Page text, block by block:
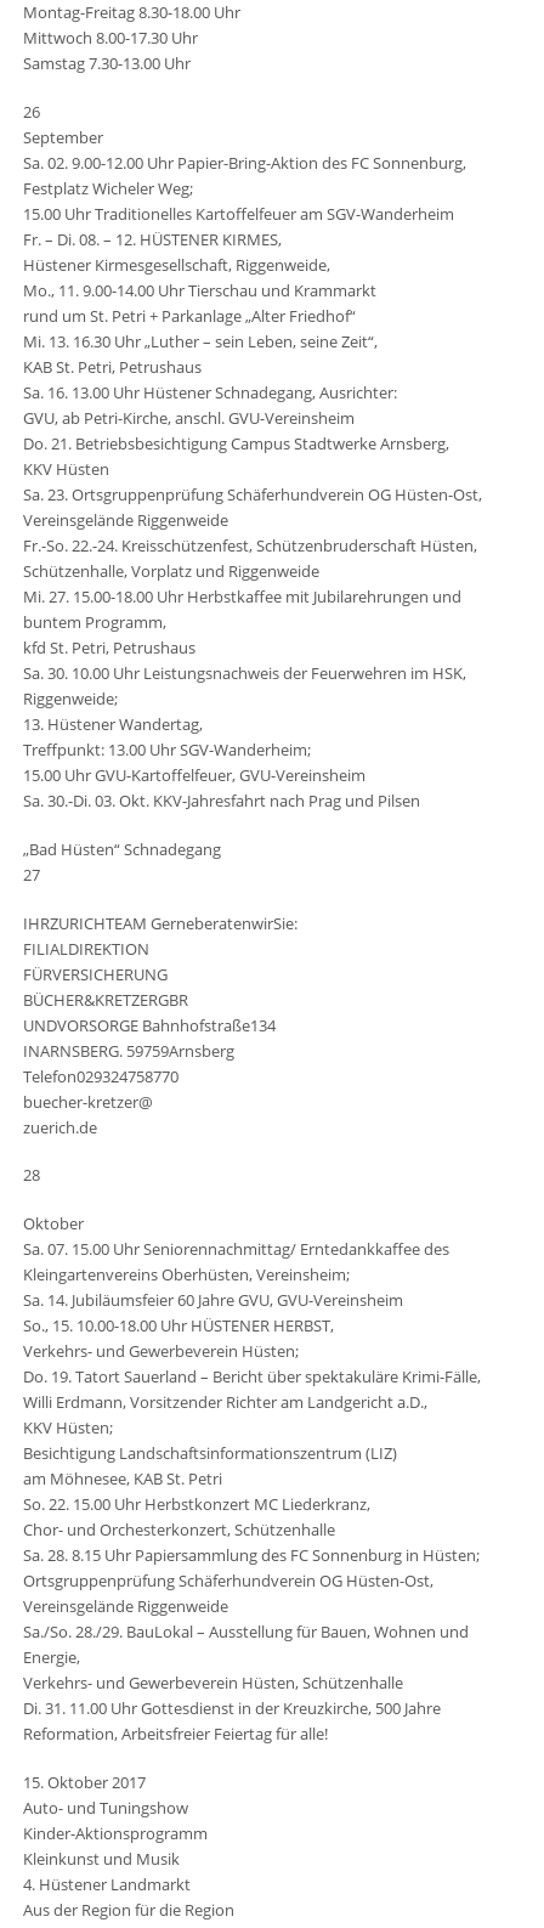
Montag-Freitag 8.30-18.00 Uhr
Mittwoch 8.00-17.30 Uhr
Samstag 7.30-13.00 Uhr
26
September
Sa. 02. 9.00-12.00 Uhr Papier-Bring-Aktion des FC Sonnenburg,
Festplatz Wicheler Weg;
15.00 Uhr Traditionelles Kartoffelfeuer am SGV-Wanderheim
Fr. – Di. 08. – 12. HÜSTENER KIRMES,
Hüstener Kirmesgesellschaft, Riggenweide,
Mo., 11. 9.00-14.00 Uhr Tierschau und Krammarkt
rund um St. Petri + Parkanlage „Alter Friedhof“
Mi. 13. 16.30 Uhr „Luther – sein Leben, seine Zeit“,
KAB St. Petri, Petrushaus
Sa. 16. 13.00 Uhr Hüstener Schnadegang, Ausrichter:
GVU, ab Petri-Kirche, anschl. GVU-Vereinsheim
Do. 21. Betriebsbesichtigung Campus Stadtwerke Arnsberg,
KKV Hüsten
Sa. 23. Ortsgruppenprüfung Schäferhundverein OG Hüsten-Ost,
Vereinsgelände Riggenweide
Fr.-So. 22.-24. Kreisschützenfest, Schützenbruderschaft Hüsten,
Schützenhalle, Vorplatz und Riggenweide
Mi. 27. 15.00-18.00 Uhr Herbstkaffee mit Jubilarehrungen und
buntem Programm,
kfd St. Petri, Petrushaus
Sa. 30. 10.00 Uhr Leistungsnachweis der Feuerwehren im HSK,
Riggenweide;
13. Hüstener Wandertag,
Treffpunkt: 13.00 Uhr SGV-Wanderheim;
15.00 Uhr GVU-Kartoffelfeuer, GVU-Vereinsheim
Sa. 30.-Di. 03. Okt. KKV-Jahresfahrt nach Prag und Pilsen
„Bad Hüsten“ Schnadegang
27
IHRZURICHTEAM GerneberatenwirSie:
FILIALDIREKTION
FÜRVERSICHERUNG
BÜCHER&KRETZERGBR
UNDVORSORGE Bahnhofstraße134
INARNSBERG. 59759Arnsberg
Telefon029324758770
buecher-kretzer@
zuerich.de
28
Oktober
Sa. 07. 15.00 Uhr Seniorennachmittag/ Erntedankkaffee des
Kleingartenvereins Oberhüsten, Vereinsheim;
Sa. 14. Jubiläumsfeier 60 Jahre GVU, GVU-Vereinsheim
So., 15. 10.00-18.00 Uhr HÜSTENER HERBST,
Verkehrs- und Gewerbeverein Hüsten;
Do. 19. Tatort Sauerland – Bericht über spektakuläre Krimi-Fälle,
Willi Erdmann, Vorsitzender Richter am Landgericht a.D.,
KKV Hüsten;
Besichtigung Landschaftsinformationszentrum (LIZ)
am Möhnesee, KAB St. Petri
So. 22. 15.00 Uhr Herbstkonzert MC Liederkranz,
Chor- und Orchesterkonzert, Schützenhalle
Sa. 28. 8.15 Uhr Papiersammlung des FC Sonnenburg in Hüsten;
Ortsgruppenprüfung Schäferhundverein OG Hüsten-Ost,
Vereinsgelände Riggenweide
Sa./So. 28./29. BauLokal – Ausstellung für Bauen, Wohnen und
Energie,
Verkehrs- und Gewerbeverein Hüsten, Schützenhalle
Di. 31. 11.00 Uhr Gottesdienst in der Kreuzkirche, 500 Jahre
Reformation, Arbeitsfreier Feiertag für alle!
15. Oktober 2017
Auto- und Tuningshow
Kinder-Aktionsprogramm
Kleinkunst und Musik
4. Hüstener Landmarkt
Aus der Region für die Region